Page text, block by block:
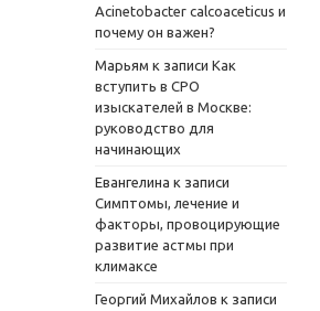
Acinetobacter calcoaceticus и
почему он важен?
Марьям к записи Как
вступить в СРО
изыскателей в Москве:
руководство для
начинающих
Евангелина к записи
Симптомы, лечение и
факторы, провоцирующие
развитие астмы при
климаксе
Георгий Михайлов к записи